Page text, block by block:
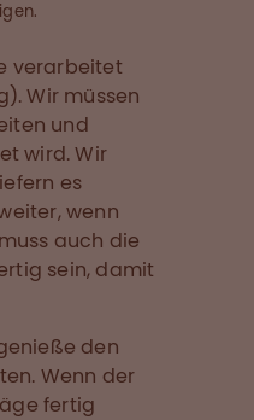
verarbeitet
Wir müssen
und
wird. Wir
es
wenn
auch die
sein, damit
den
Wenn der
fertig